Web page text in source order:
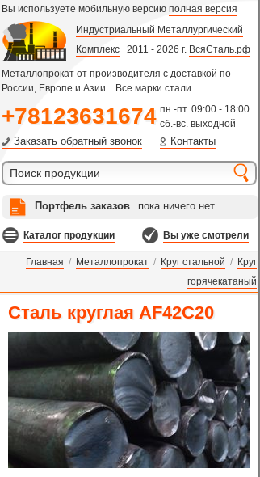
Вы используете мобильную версию полная версия
Индустриальный Металлургический
Комплекс 2011 - 2026 г. ВсяСталь.рф
Металлопрокат от производителя с доставкой по
России, Европе и Азии.
Все марки стали.
+78123631674 пн.-пт. 09:00 - 18:00
сб.-вс. выходной
Заказать обратный звонок Контакты
Портфель заказов пока ничего нет
Каталог продукции Вы уже смотрели
Главная / Металлопрокат / Круг стальной / Круг
горячекатаный
Сталь круглая AF42C20